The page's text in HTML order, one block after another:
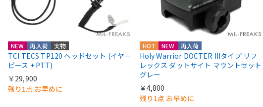
NEW 再入荷 実物
TCI TECS TP120 ヘッドセット (イヤー
ピース + PTT)
￥29,900
残り1点 お早めに
HOT NEW 再入荷
Holy Warrior DOCTER IIIタイプ リフ
レックス ダットサイト マウントセット
グレー
￥4,800
残り1点 お早めに